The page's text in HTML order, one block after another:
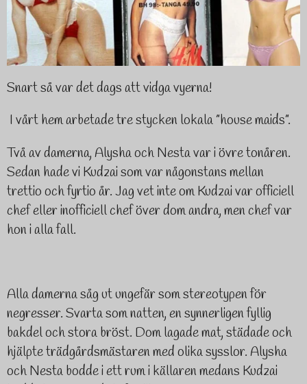
Snart så var det dags att vidga vyerna!
I vårt hem arbetade tre stycken lokala ”house maids”.
Två av damerna, Alysha och Nesta var i övre tonåren.
Sedan hade vi Kudzai som var någonstans mellan
trettio och fyrtio år. Jag vet inte om Kudzai var officiell
chef eller inofficiell chef över dom andra, men chef var
hon i alla fall.
Alla damerna såg ut ungefär som stereotypen för
negresser. Svarta som natten, en synnerligen fyllig
bakdel och stora bröst. Dom lagade mat, städade och
hjälpte trädgårdsmästaren med olika sysslor. Alysha
och Nesta bodde i ett rum i källaren medans Kudzai